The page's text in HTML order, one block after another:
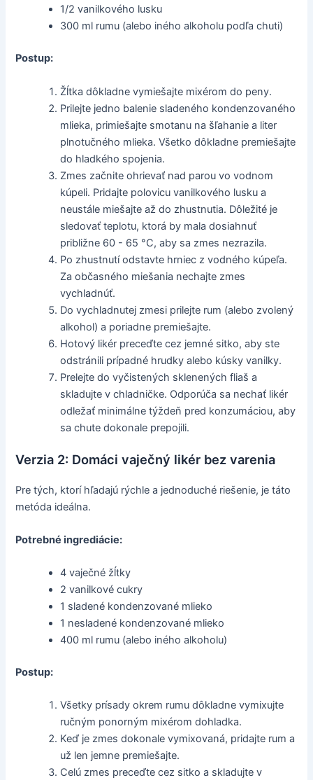
1/2 vanilkového lusku
300 ml rumu (alebo iného alkoholu podľa chuti)
Postup:
Žĺtka dôkladne vymiešajte mixérom do peny.
Prilejte jedno balenie sladeného kondenzovaného
mlieka, primiešajte smotanu na šľahanie a liter
plnotučného mlieka. Všetko dôkladne premiešajte
do hladkého spojenia.
Zmes začnite ohrievať nad parou vo vodnom
kúpeli. Pridajte polovicu vanilkového lusku a
neustále miešajte až do zhustnutia. Dôležité je
sledovať teplotu, ktorá by mala dosiahnuť
približne 60 - 65 °C, aby sa zmes nezrazila.
Po zhustnutí odstavte hrniec z vodného kúpeľa.
Za občasného miešania nechajte zmes
vychladnúť.
Do vychladnutej zmesi prilejte rum (alebo zvolený
alkohol) a poriadne premiešajte.
Hotový likér preceďte cez jemné sitko, aby ste
odstránili prípadné hrudky alebo kúsky vanilky.
Prelejte do vyčistených sklenených fliaš a
skladujte v chladničke. Odporúča sa nechať likér
odležať minimálne týždeň pred konzumáciou, aby
sa chute dokonale prepojili.
Verzia 2: Domáci vaječný likér bez varenia
Pre tých, ktorí hľadajú rýchle a jednoduché riešenie, je táto
metóda ideálna.
Potrebné ingrediácie:
4 vaječné žĺtky
2 vanilkové cukry
1 sladené kondenzované mlieko
1 nesladené kondenzované mlieko
400 ml rumu (alebo iného alkoholu)
Postup:
Všetky prísady okrem rumu dôkladne vymixujte
ručným ponorným mixérom dohladka.
Keď je zmes dokonale vymixovaná, pridajte rum a
už len jemne premiešajte.
Celú zmes preceďte cez sitko a skladujte v